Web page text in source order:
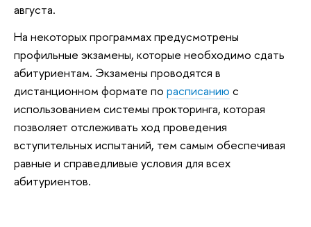
августа.
На некоторых программах предусмотрены
профильные экзамены, которые необходимо сдать
абитуриентам. Экзамены проводятся в
дистанционном формате по расписанию с
использованием системы прокторинга, которая
позволяет отслеживать ход проведения
вступительных испытаний, тем самым обеспечивая
равные и справедливые условия для всех
абитуриентов.